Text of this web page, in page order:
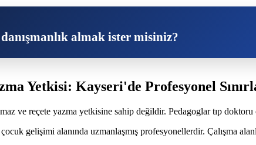
almak ister misiniz?
Yetkisi: Kayseri'de Profesyonel
ve reçete yazma yetkisine sahip değildir. Pedagoglar tıp
gelişimi alanında uzmanlaşmış profesyonellerdir. Çalışma